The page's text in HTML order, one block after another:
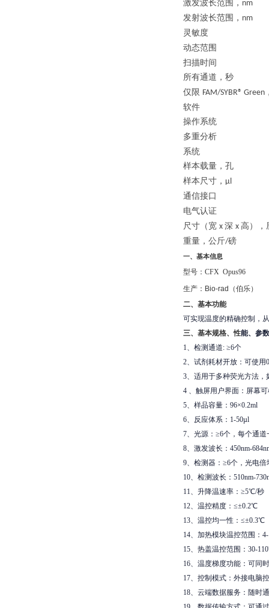
激发波长范围，
发射波长范围，
灵敏度
动态范围
扫描时间
所有通道，秒
仅限 FAM/SYBR® Green
软件
操作系统
多重分析
系统
样本载量，孔
样本尺寸， µl
通信接口
电气认证
尺寸（宽 x 深 x 高），
重量，公斤/
一、基本信息
型号： CFX Opus96
生产： Bio-rad
（伯乐）
二、基本功能
可实现温度的精确控制，
三、基本规格、性能、参
1、检测通道: ≥6个
2、试剂耗材开放：可使用
3、适用于多种荧光方法，
4 、触屏用户界面：屏幕
5、样品容量：96×0.2ml
6、反应体系：1-50µl
7、光源：≥6个，每个通
8、激发波长：450nm-
9、检测器：≥6个，光电
10、检测波长：510nm-
11、升降温速率：≥5℃/秒
12、温控精度：≤±0.2℃
13、温控均一性：≤±0.3℃
14、加热模块温控范围：
15、热盖温控范围：30-
16、温度梯度功能：可同
17、控制模式：外接电脑
18、云端数据服务：随时